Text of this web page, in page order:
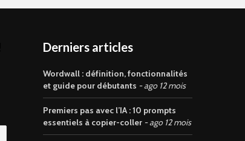
Derniers articles
Wordwall : définition, fonctionnalités
et guide pour débutants
ago 12 mois
Premiers pas avec l’IA : 10 prompts
essentiels à copier-coller
ago 12 mois